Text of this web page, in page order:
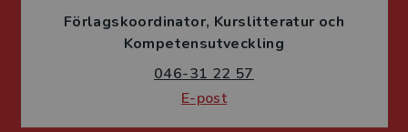
Förlagskoordinator Kurslitteratur och
Kompetensutveckling
046-31 22 57
E-post